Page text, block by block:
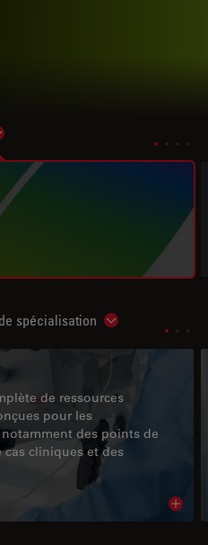
subnavigation
spécialisation Show
de ressources
pour les
des points de
cas cliniques et des